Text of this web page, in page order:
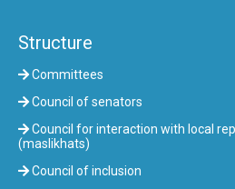
Structure
Committees
Council of senators
Council for interaction with local
(maslikhats)
Council of inclusion